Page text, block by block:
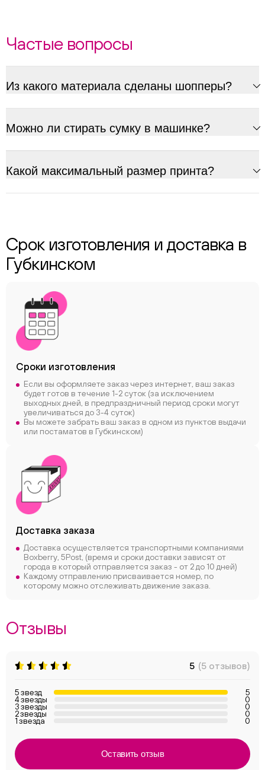
Частые вопросы
Из какого материала сделаны шопперы?
Можно ли стирать сумку в машинке?
Какой максимальный размер принта?
Срок изготовления и доставка в
Губкинском
Сроки изготовления
Если вы оформляете заказ через интернет, ваш заказ
будет готов в течение 1-2 суток (за исключением
выходных дней, в предпраздничный период сроки могут
увеличиваться до 3-4 суток)
Вы можете забрать ваш заказ в одном из пунктов выдачи
или постаматов в Губкинском)
Доставка заказа
Доставка осуществляется транспортными компаниями
Boxberry, 5Post, (время и сроки доставки зависят от
города в который отправляется заказ - от 2 до 10 дней)
Каждому отправлению присваивается номер, по
которому можно отслеживать движение заказа.
Отзывы
5 (5 отзывов)
5 звезд 5
4 звезды 0
3 звезды 0
2 звезды 0
1 звезда 0
Оставить отзыв